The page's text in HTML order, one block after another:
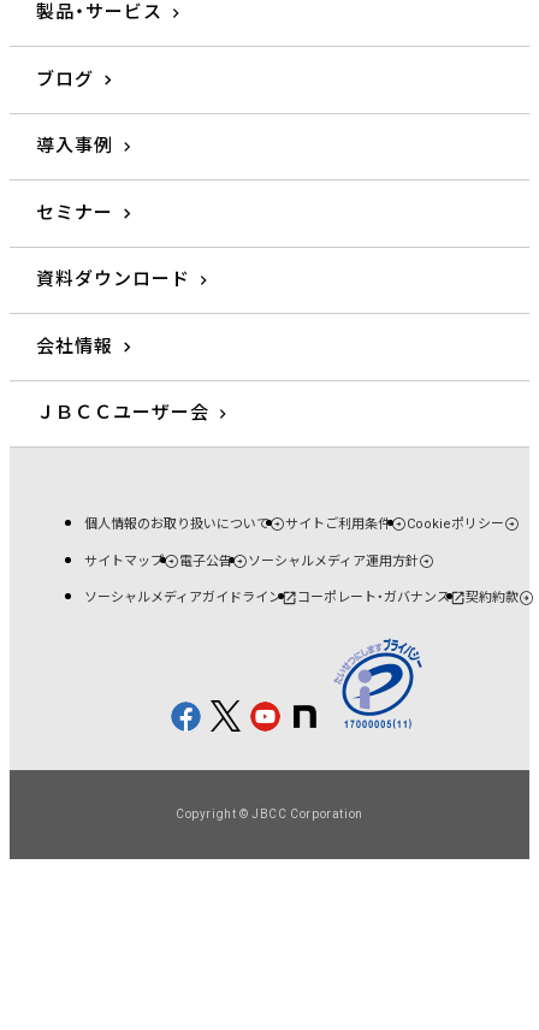
製品・サービス
ブログ
導入事例
セミナー
資料ダウンロード
会社情報
ＪＢＣＣユーザー会
個人情報のお取り扱いについて サイトご利用条件 Cookieポリシー
サイトマップ 電子公告 ソーシャルメディア運用方針
ソーシャルメディアガイドライン コーポレート・ガバナンス 契約約款
Copyright © JBCC Corporation